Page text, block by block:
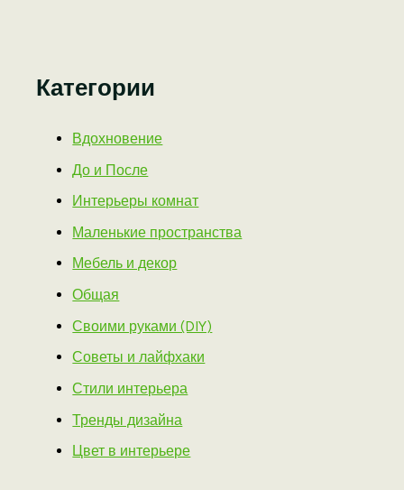
Категории
Вдохновение
До и После
Интерьеры комнат
Маленькие пространства
Мебель и декор
Общая
Своими руками (DIY)
Советы и лайфхаки
Стили интерьера
Тренды дизайна
Цвет в интерьере